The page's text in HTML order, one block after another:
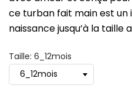
ce turban fait main est un
naissance jusqu’à la taille
Taille: 6_12mois